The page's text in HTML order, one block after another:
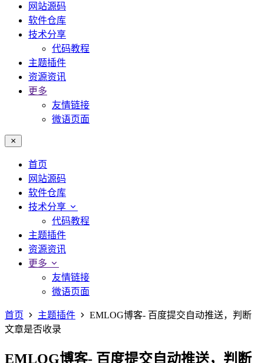
网站源码
软件仓库
技术分享
代码教程
主题插件
资源资讯
更多
友情链接
微语页面
首页
网站源码
软件仓库
技术分享
代码教程
主题插件
资源资讯
更多
友情链接
微语页面
首页 主题插件
EMLOG博客- 百度提交自动推送，判断
文章是否收录
EMLOG博客- 百度提交自动推送，判断